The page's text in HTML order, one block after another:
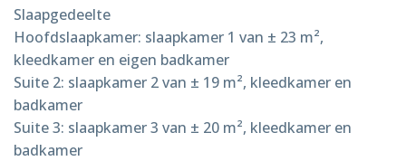
Slaapgedeelte
Hoofdslaapkamer: slaapkamer 1 van ± 23 m²,
kleedkamer en eigen badkamer
Suite 2: slaapkamer 2 van ± 19 m², kleedkamer en
badkamer
Suite 3: slaapkamer 3 van ± 20 m², kleedkamer en
badkamer